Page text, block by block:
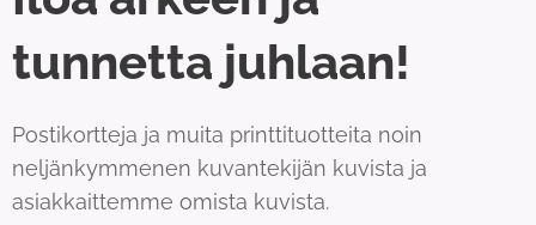
tunnetta juhlaan!
Postikortteja ja muita printtituotteita noin
neljänkymmenen kuvantekijän kuvista ja
asiakkaittemme omista kuvista.